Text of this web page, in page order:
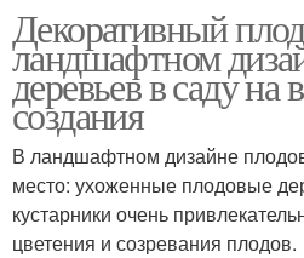
Многолетние цветы
Многолетние
первоцветы
Декоративный
ландшафтном
деревьев в саду на
создания
В ландшафтном дизайне
место: ухоженные плодовые
кустарники очень
цветения и созревания плодов.